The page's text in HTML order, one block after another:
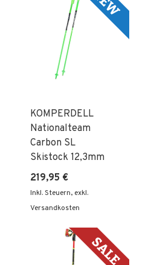
KOMPERDELL
Nationalteam
Carbon SL
Skistock 12,3mm
219,95 €
Inkl. Steuern, exkl.
Versandkosten